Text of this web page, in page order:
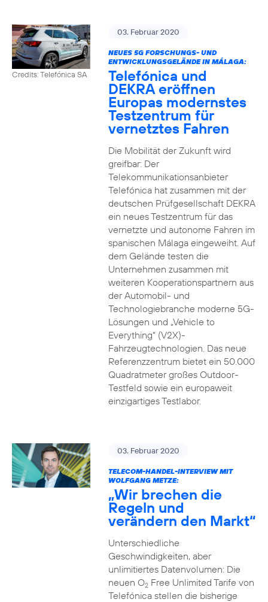
Credits: Telefónica SA
03. Februar 2020
NEUES 5G FORSCHUNGS- UND
ENTWICKLUNGSGELÄNDE IN MÁLAGA:
Telefónica und
DEKRA eröffnen
Europas modernstes
Testzentrum für
vernetztes Fahren
Die Mobilität der Zukunft wird
greifbar: Der
Telekommunikationsanbieter
Telefónica hat zusammen mit der
deutschen Prüfgesellschaft DEKRA
ein neues Testzentrum für das
vernetzte und autonome Fahren im
spanischen Málaga eingeweiht. Auf
dem Gelände testen die
Unternehmen zusammen mit
weiteren Kooperationspartnern aus
der Automobil- und
Technologiebranche moderne 5G-
Lösungen und „Vehicle to
Everything“ (V2X)-
Fahrzeugtechnologien. Das neue
Referenzzentrum bietet ein 50.000
Quadratmeter großes Outdoor-
Testfeld sowie ein europaweit
einzigartiges Testlabor.
03. Februar 2020
TELECOM-HANDEL-INTERVIEW MIT
WOLFGANG METZE:
„Wir brechen die
Regeln und
verändern den Markt“
Unterschiedliche
Geschwindigkeiten, aber
unlimitiertes Datenvolumen: Die
neuen O2Free Unlimited Tarife von
Telefónica stellen die bisherige